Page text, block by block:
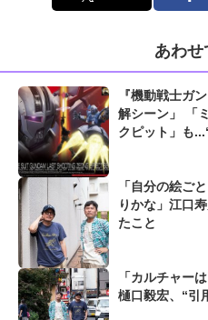
あわせ
『機動戦士ガ
解シーン」 「
クピット」も
「自分の絵ご
りかな」江口
たこと
「カルチャー
樋口毅宏、“引